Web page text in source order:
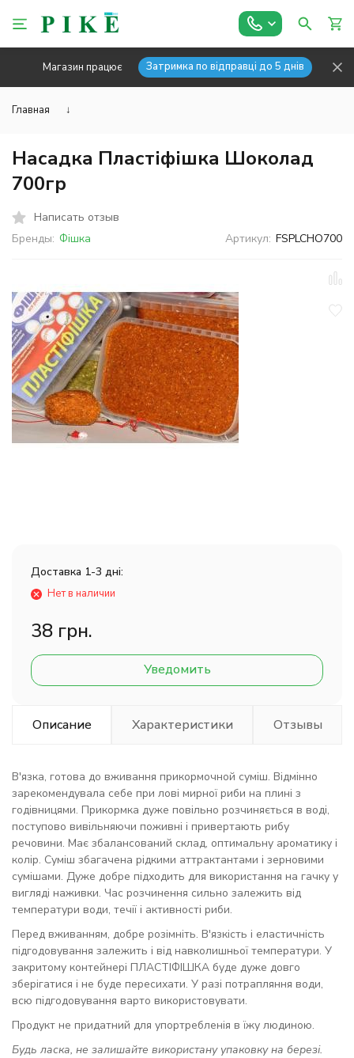
Магазин працює Затримка по відправці до 5 днів
Главная ↓
Насадка Пластіфішка Шоколад
700гр
Написать отзыв
Бренды: Фішка Артикул: FSPLCHO700
Доставка 1-3 дні:
Нет в наличии
38 грн.
Уведомить
Описание Характеристики Отзывы
В'язка, готова до вживання прикормочной суміш. Відмінно
зарекомендувала себе при лові мирної риби на плині з
годівницями. Прикормка дуже повільно розчиняється в воді,
поступово вивільняючи поживні і привертають рибу
речовини. Має збалансований склад, оптимальну ароматику і
колір. Суміш збагачена рідкими аттрактантами і зерновими
сумішами. Дуже добре підходить для використання на гачку у
вигляді наживки. Час розчинення сильно залежить від
температури води, течії і активності риби.
Перед вживанням, добре розімніть. В'язкість і еластичність
підгодовування залежить і від навколишньої температури. У
закритому контейнері ПЛАСТІФІШКА буде дуже довго
зберігатися і не буде пересихати. У разі потрапляння води,
всю підгодовування варто використовувати.
Продукт не придатний для упортребленія в їжу людиною.
Будь ласка, не залишайте використану упаковку на березі.